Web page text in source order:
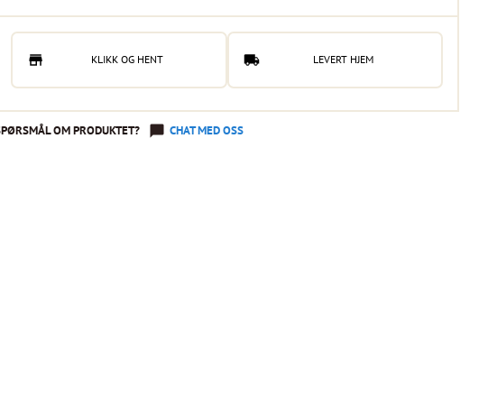
KLIKK OG HENT LEVERT HJEM
OM PRODUKTET? CHAT MED OSS